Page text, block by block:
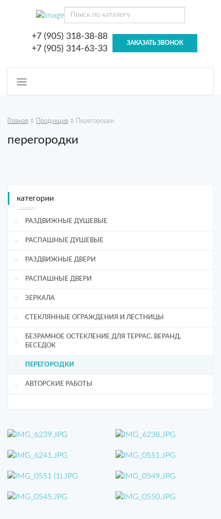
+7 (905) 318-38-88
+7 (905) 314-63-33
ЗАКАЗАТЬ ЗВОНОК
Toggle
Главная Продукция Перегородки
перегородки
категории
РАЗДВИЖНЫЕ ДУШЕВЫЕ
РАСПАШНЫЕ ДУШЕВЫЕ
РАЗДВИЖНЫЕ ДВЕРИ
РАСПАШНЫЕ ДВЕРИ
ЗЕРКАЛА
СТЕКЛЯННЫЕ ОГРАЖДЕНИЯ И ЛЕСТНИЦЫ
БЕЗРАМНОЕ ОСТЕКЛЕНИЕ ДЛЯ ТЕРРАС, ВЕРАНД,
БЕСЕДОК
ПЕРЕГОРОДКИ
АВТОРСКИЕ РАБОТЫ